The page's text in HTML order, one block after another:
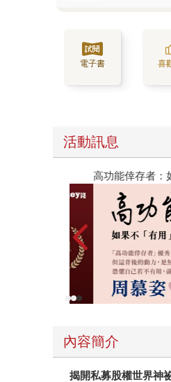
電子書 喜
活動訊息
高功能倖存者：如
內容簡介
揭開私募股權世界神